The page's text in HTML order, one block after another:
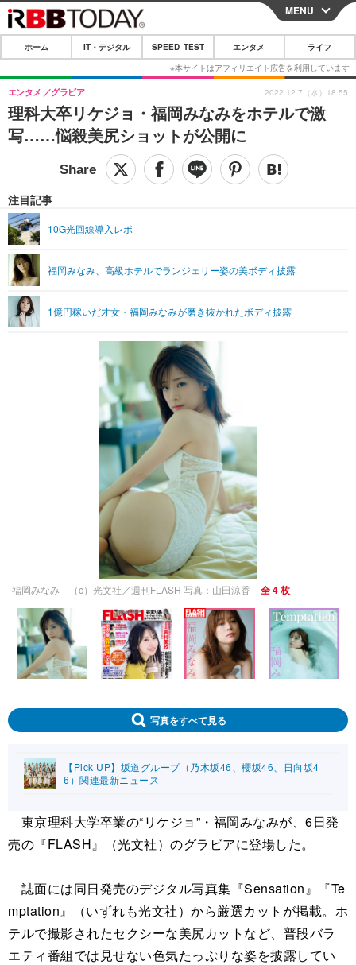
CLOSE
ホーム
IT・デジタル
IT・デジタルTOP スマートフォン
ショッピング その他
SPEED TEST
エンタメTOP 映画・ドラマ
グラビア ブログ
ショッピング その他
ライフTOP
リリース一覧
プッシュ通知の停止方法
MENU
ホーム IT・デジタル SPEED TEST エンタメ ライフ
理科大卒リケジョ・福岡みなみをホテルで激
写……悩殺美尻ショットが公開に
エンタメ グラビア
注目記事
10G光回線導入レポ
福岡みなみ、高級ホテルでランジェリー姿の美ボディ披露
1億円稼いだ才女・福岡みなみが磨き抜かれたボディ披露
2022.12.7（水）18:55
福岡みなみ （c）光文社／週刊FLASH 写真：山田涼香 全 4 枚
写真をすべて見る
【Pick UP】坂道グループ（乃木坂46、櫻坂46、日向坂4
6）関連最新ニュース
東京理科大学卒業の“リケジョ”・福岡みなみが、6日発
売の『FLASH』（光文社）のグラビアに登場した。
誌面には同日発売のデジタル写真集『Sensation』『Te
mptation』（いずれも光文社）から厳選カットが掲載。ホ
テルで撮影されたセクシーな美尻カットなど、普段バラ
エティ番組では見せない色気たっぷりな姿を披露してい